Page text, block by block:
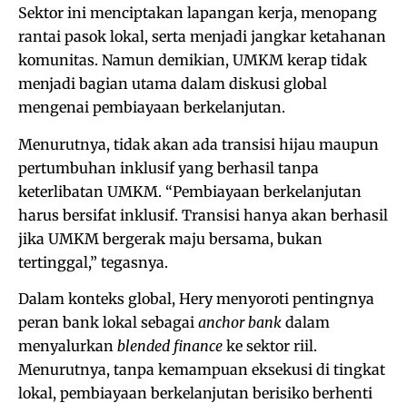
Sektor ini menciptakan lapangan kerja, menopang
rantai pasok lokal, serta menjadi jangkar ketahanan
komunitas. Namun demikian, UMKM kerap tidak
menjadi bagian utama dalam diskusi global
mengenai pembiayaan berkelanjutan.
Menurutnya, tidak akan ada transisi hijau maupun
pertumbuhan inklusif yang berhasil tanpa
keterlibatan UMKM. “Pembiayaan berkelanjutan
harus bersifat inklusif. Transisi hanya akan berhasil
jika UMKM bergerak maju bersama, bukan
tertinggal,” tegasnya.
Dalam konteks global, Hery menyoroti pentingnya
peran bank lokal sebagai anchor bank dalam
menyalurkan blended finance ke sektor riil.
Menurutnya, tanpa kemampuan eksekusi di tingkat
lokal, pembiayaan berkelanjutan berisiko berhenti